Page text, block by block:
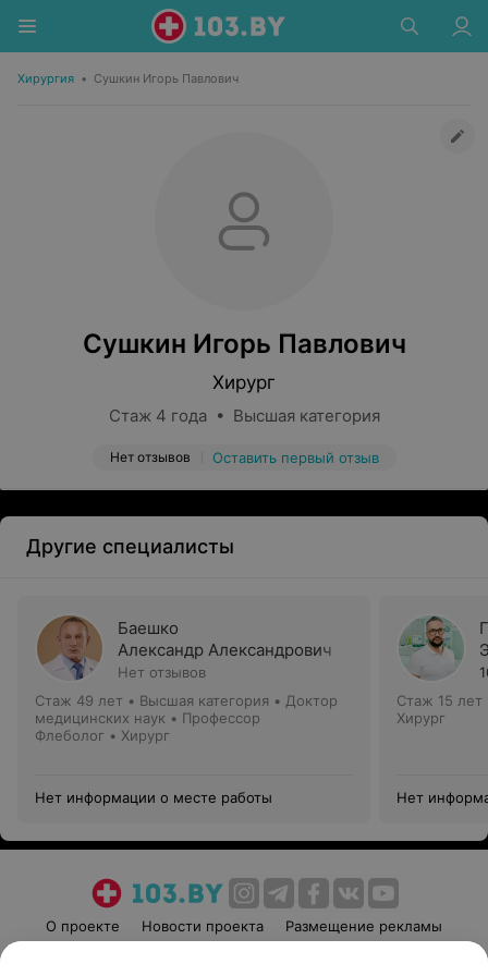
Хирургия • Сушкин Игорь Павлович
Сушкин Игорь Павлович
Хирург
Стаж 4 года • Высшая категория
Нет отзывов Оставить первый отзыв
Другие специалисты
Баешко
Александр Александрович
Нет отзывов
Стаж 49 лет • Высшая категория • Доктор
медицинских наук • Профессор
Флеболог • Хирург
Нет информации о месте работы
Стаж 15 лет
Хирург
Нет
О проекте Новости проекта
Размещение рекламы